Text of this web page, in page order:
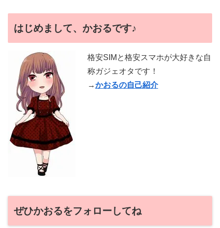
はじめまして、かおるです♪
格安SIMと格安スマホが大好きな自
称ガジェオタです！
→かおるの自己紹介
ぜひかおるをフォローしてね